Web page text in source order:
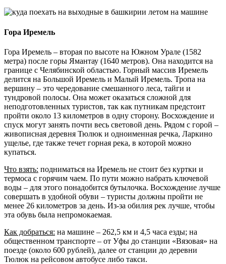
Гора Иремель
Гора Иремель – вторая по высоте на Южном Урале (1582
метра) после горы Ямантау (1640 метров). Она находится на
границе с Челябинской областью. Горный массив Иремель
делится на Большой Иремель и Малый Иремель. Тропа на
вершину – это чередование смешанного леса, тайги и
тундровой полосы. Она может оказаться сложной для
неподготовленных туристов, так как путникам предстоит
пройти около 13 километров в одну сторону. Восхождение и
спуск могут занять почти весь световой день. Рядом с горой –
живописная деревня Тюлюк и одноименная речка, Ларкино
ущелье, где также течет горная река, в которой можно
купаться.
Что взять: подниматься на Иремель не стоит без куртки и
термоса с горячим чаем. По пути можно набрать ключевой
воды – для этого понадобится бутылочка. Восхождение лучше
совершать в удобной обуви – туристы должны пройти не
менее 26 километров за день. Из-за обилия рек лучше, чтобы
эта обувь была непромокаемая.
Как добраться: на машине – 262,5 км и 4,5 часа езды; на
общественном транспорте – от Уфы до станции «Вязовая» на
поезде (около 600 рублей), далее от станции до деревни
Тюлюк на рейсовом автобусе либо такси.